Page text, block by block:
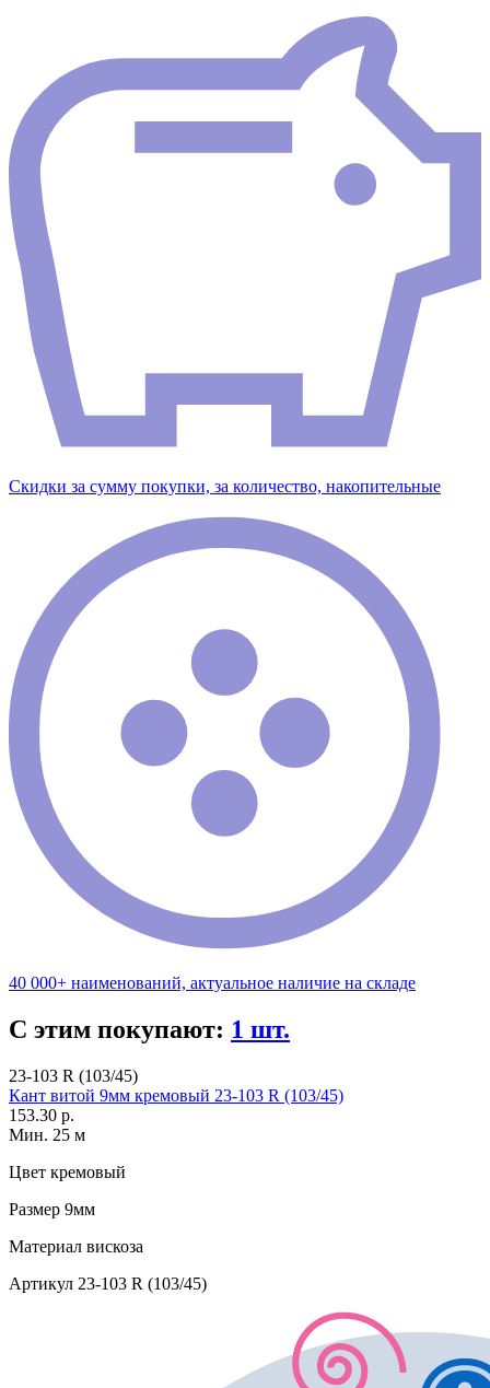
Скидки за сумму покупки, за количество, накопительные
40 000+ наименований, актуальное наличие на складе
С этим покупают: 1 шт.
23-103 R (103/45)
Кант витой 9мм кремовый 23-103 R (103/45)
153.30 р.
Мин. 25 м
Цвет кремовый
Размер 9мм
Материал вискоза
Артикул 23-103 R (103/45)